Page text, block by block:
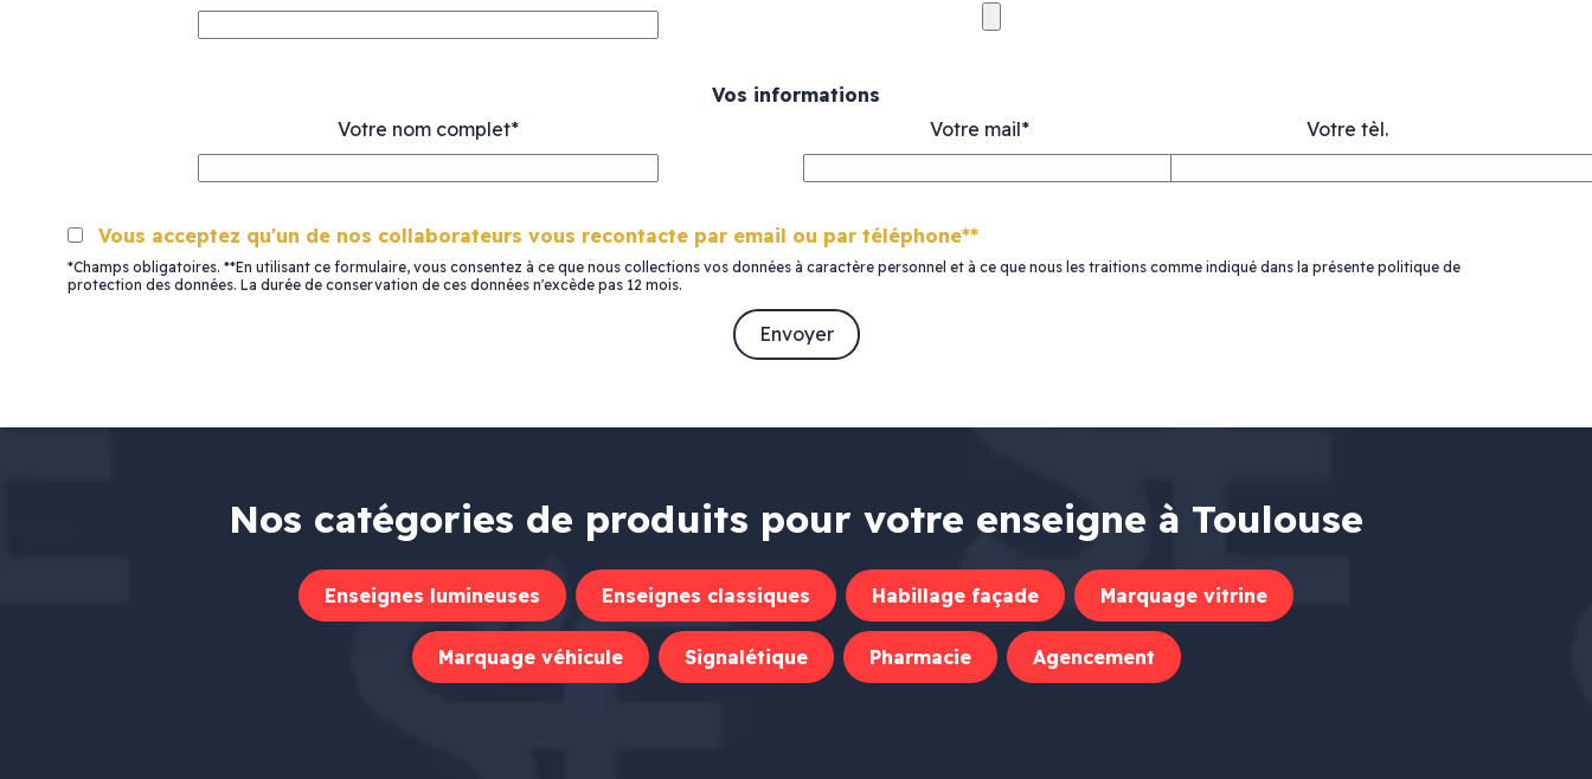
Vos informations
Votre nom complet*
Votre mail* Votre tèl.
Vous acceptez qu'un de nos collaborateurs vous recontacte par email ou par téléphone**
*Champs obligatoires. **En utilisant ce formulaire, vous consentez à ce que nous collections vos données à caractère personnel et à ce que nous les traitions comme indiqué dans la présente politique de
protection des données. La durée de conservation de ces données n'excède pas 12 mois.
Nos catégories de produits pour votre enseigne à Toulouse
Enseignes lumineuses Enseignes classiques Habillage façade Marquage vitrine
Marquage véhicule Signalétique Pharmacie Agencement